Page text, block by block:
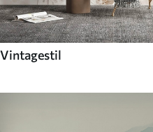
Vintagestil